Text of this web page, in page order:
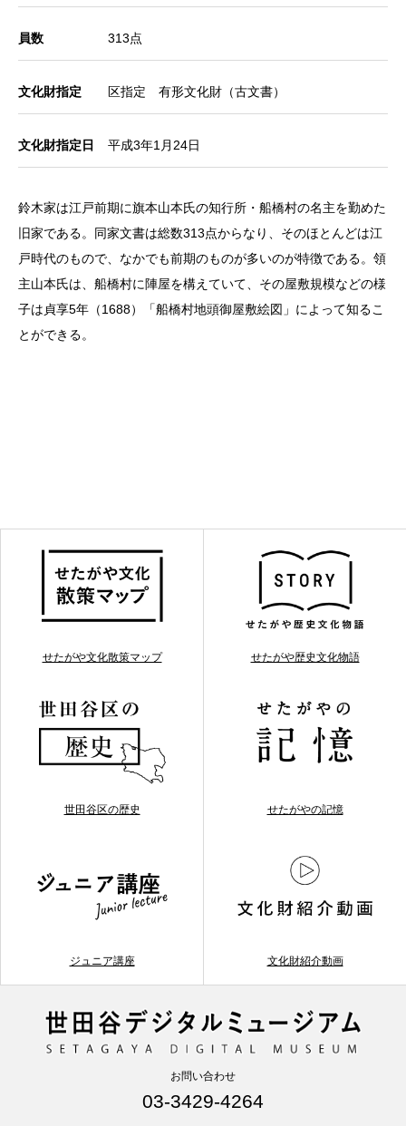
員数 313点
文化財指定 区指定 有形文化財（古文書）
文化財指定日 平成3年1月24日
鈴木家は江戸前期に旗本山本氏の知行所・船橋村の名主を勤めた
旧家である。同家文書は総数313点からなり、そのほとんどは江
戸時代のもので、なかでも前期のものが多いのが特徴である。領
主山本氏は、船橋村に陣屋を構えていて、その屋敷規模などの様
子は貞享5年（1688）「船橋村地頭御屋敷絵図」によって知るこ
とができる。
せたがや文化散策マップ せたがや歴史文化物語
世田谷区の歴史 せたがやの記憶
ジュニア講座 文化財紹介動画
お問い合わせ
03-3429-4264